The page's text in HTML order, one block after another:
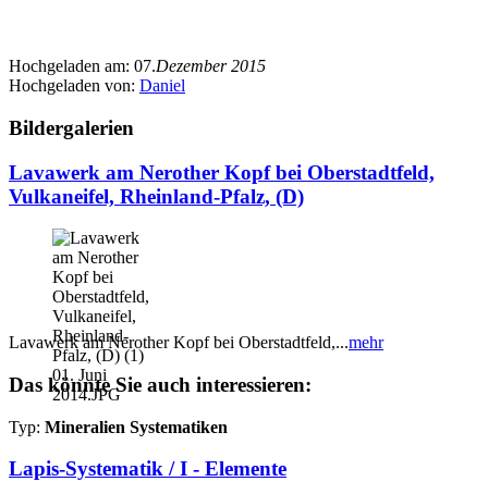
Hochgeladen am: 07.Dezember 2015
Hochgeladen von: Daniel
Bildergalerien
Lavawerk am Nerother Kopf bei Oberstadtfeld,
Vulkaneifel, Rheinland-Pfalz, (D)
Lavawerk am Nerother Kopf bei Oberstadtfeld,...mehr
Das könnte Sie auch interessieren:
Typ: Mineralien Systematiken
Lapis-Systematik / I - Elemente